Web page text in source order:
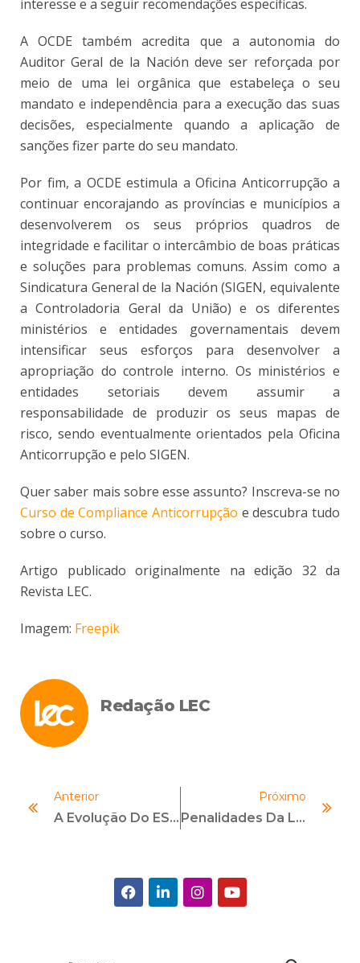
interesse e a seguir recomendações específicas.
A OCDE também acredita que a autonomia do
Auditor Geral de la Nación deve ser reforçada por
meio de uma lei orgânica que estabeleça o seu
mandato e independência para a execução das suas
decisões, especialmente quando a aplicação de
sanções fizer parte do seu mandato.
Por fim, a OCDE estimula a Oficina Anticorrupção a
continuar encorajando as províncias e municípios a
desenvolverem os seus próprios quadros de
integridade e facilitar o intercâmbio de boas práticas
e soluções para problemas comuns. Assim como a
Sindicatura General de la Nación (SIGEN, equivalente
a Controladoria Geral da União) e os diferentes
ministérios e entidades governamentais devem
intensificar seus esforços para desenvolver a
apropriação do controle interno. Os ministérios e
entidades setoriais devem assumir a
responsabilidade de produzir os seus mapas de
risco, sendo eventualmente orientados pela Oficina
Anticorrupção e pelo SIGEN.
Quer saber mais sobre esse assunto? Inscreva-se no
Curso de Compliance Anticorrupção e descubra tudo
sobre o curso.
Artigo publicado originalmente na edição 32 da
Revista LEC.
Imagem: Freepik
Redação LEC
Anterior
A Evolução Do ESG E O Papel Do Compliance
Próximo
Penalidades Da LGPD — Sanções Administrativas Da LGPD Em Vigor